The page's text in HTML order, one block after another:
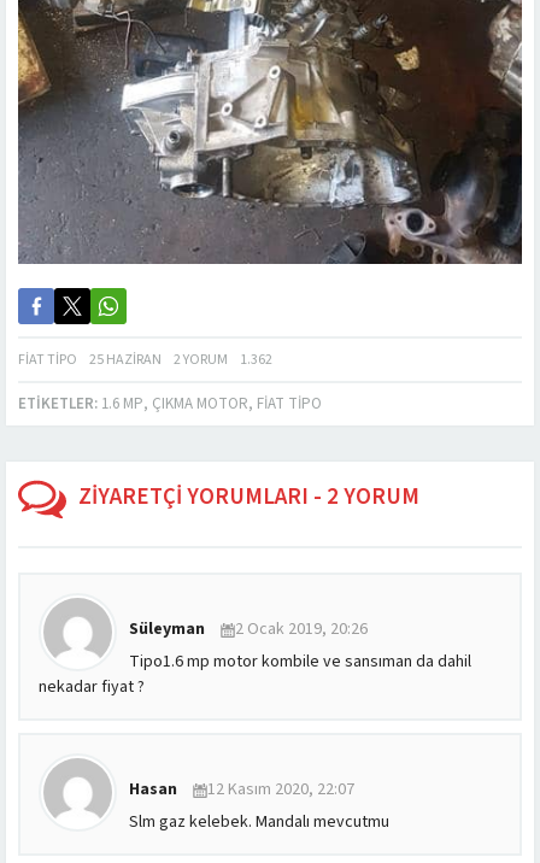
FIAT TIPO 25 HAZIRAN 2 YORUM 1.362
ETIKETLER: 1.6 MP, ÇIKMA MOTOR, FIAT TIPO
ZİYARETÇİ YORUMLARI - 2 YORUM
Süleyman
2 Ocak 2019, 20:26
Tipo1.6 mp motor kombile ve sansıman da dahil
nekadar fiyat ?
Hasan
12 Kasım 2020, 22:07
Slm gaz kelebek. Mandalı mevcutmu